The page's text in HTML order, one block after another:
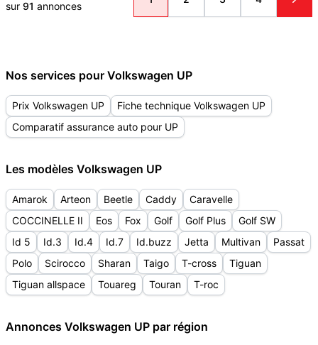
sur 91 annonces
Nos services pour Volkswagen UP
Prix Volkswagen UP
Fiche technique Volkswagen UP
Comparatif assurance auto pour UP
Les modèles Volkswagen UP
Amarok Arteon Beetle Caddy
Caravelle
COCCINELLE II
Eos Fox Golf Golf Plus
Golf SW
Id 5
Id.3 Id.4 Id.7 Id.buzz Jetta Multivan
Passat
Polo
Scirocco Sharan Taigo T-cross
Tiguan
Tiguan allspace
Touareg Touran T-roc
Annonces Volkswagen UP par région